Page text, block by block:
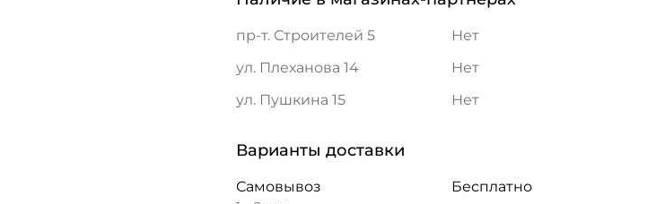
пр-т. Строителей 5
Нет
ул. Плеханова 14
Нет
ул. Пушкина 15
Нет
Варианты доставки
Самовывоз Бесплатно